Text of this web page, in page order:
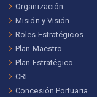
Organización
Misión y Visión
Roles Estratégicos
Plan Maestro
Plan Estratégico
CRI
Concesión Portuaria